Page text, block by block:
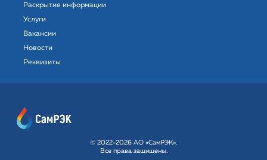
Раскрытие информации
Услуги
Вакансии
Новости
Реквизиты
© 2022-2026 АО «СамРЭК».
Все права защищены.